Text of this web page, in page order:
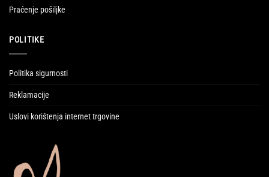
Praćenje pošiljke
POLITIKE
Politika sigurnosti
Reklamacije
Uslovi korištenja internet trgovine